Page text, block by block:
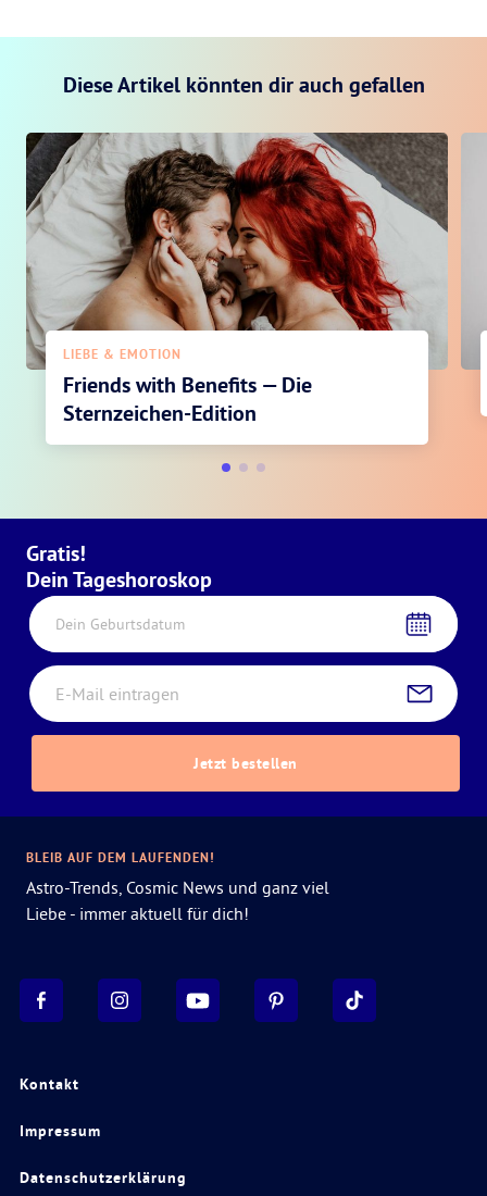
Diese Artikel könnten dir auch gefallen
LIEBE & EMOTION
Friends with Benefits — Die
Sternzeichen-Edition
Gratis!
Dein Tageshoroskop
Dein Geburtsdatum
Jetzt bestellen
Kontakt
Impressum
Datenschutzerklärung
BLEIB AUF DEM LAUFENDEN!
Astro-Trends, Cosmic News und ganz viel
Liebe - immer aktuell für dich!